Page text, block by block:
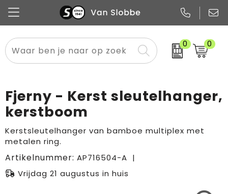
0 0
Alle categorieën
Snoep
Promo
Pennen
Notitieboekjes
Papier
Flessen
Glazen en karaffen
Merken
Meest gekozen
Sportkleding
Overig textiel
Boodschappen- en draagtassen
Sport & vrije tijd
Rugzakken
Fjerny - Kerst sleutelhanger,
kerstboom
Kerstsleutelhanger van bamboe multiplex met
metalen ring.
Artikelnummer: AP716504-A
Vrijdag 21 augustus in huis